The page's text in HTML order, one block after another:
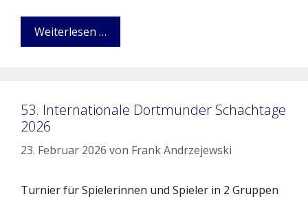
Weiterlesen …
53. Internationale Dortmunder Schachtage
2026
23. Februar 2026 von Frank Andrzejewski
Turnier für Spielerinnen und Spieler in 2 Gruppen